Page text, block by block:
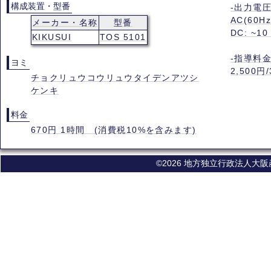
構成装置・型番
メーカー・名称
型番
KIKUSUI
TOS 5101
ヨミ
チョクリュウコウリュウタイデンアツシ
ケンキ
料金
670円 1時間 (消費税10%を含みます)
-出力電
DC: ~10
-指導料
2,500円/
©2026 地方独立行政法人大阪